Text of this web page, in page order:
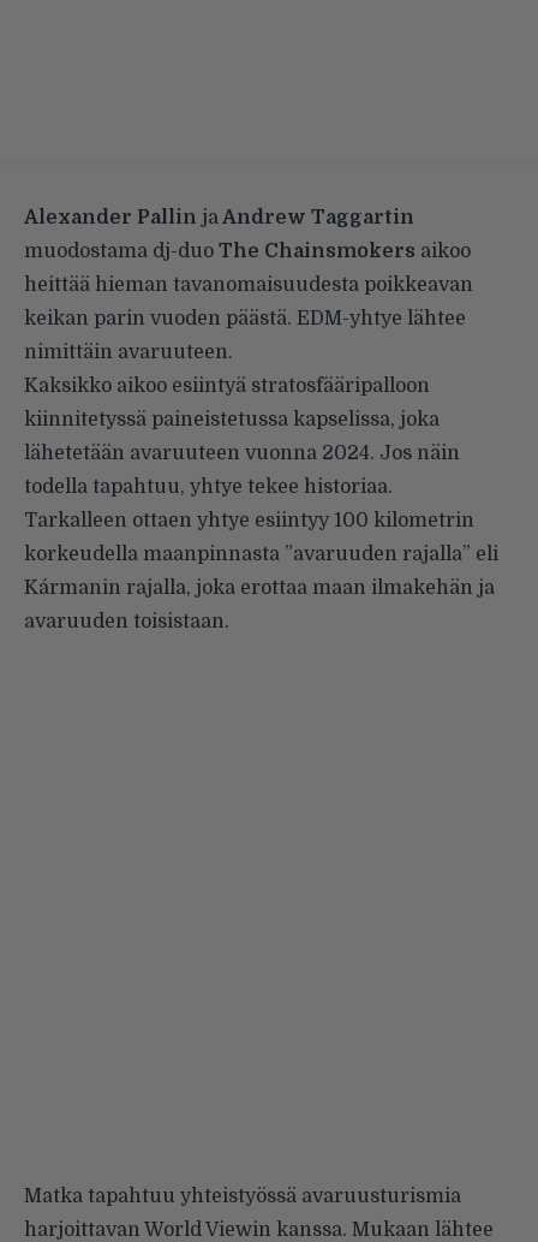
Alexander Pallin ja Andrew Taggartin
muodostama dj-duo The Chainsmokers aikoo
heittää hieman tavanomaisuudesta poikkeavan
keikan parin vuoden päästä. EDM-yhtye
lähtee
nimittäin avaruuteen.
Kaksikko aikoo esiintyä stratosfääripalloon
kiinnitetyssä paineistetussa kapselissa, joka
lähetetään avaruuteen vuonna 2024. Jos näin
todella tapahtuu, yhtye tekee historiaa.
Tarkalleen ottaen yhtye esiintyy 100 kilometrin
korkeudella maanpinnasta ”avaruuden rajalla” eli
Kármanin rajalla, joka erottaa maan ilmakehän ja
avaruuden toisistaan.
Matka tapahtuu yhteistyössä avaruusturismia
harjoittavan World Viewin kanssa. Mukaan lähtee